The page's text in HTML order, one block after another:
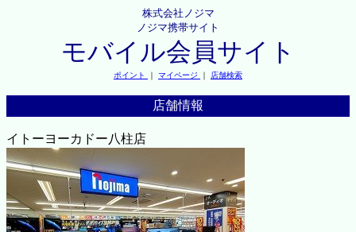
株式会社ノジマ
ノジマ携帯サイト
モバイル会員サイト
ポイント ｜ マイページ ｜ 店舗検索
店舗情報
イトーヨーカドー八柱店